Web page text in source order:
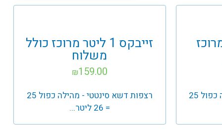
מרוכז
רצפות דשא סינטטי - מהילה כפול 25
זייבקס 1 ליטר מרוכז כולל
משלוח
₪159.00
רצפות דשא סינטטי - מהילה כפול 25
= 26 ליטר...